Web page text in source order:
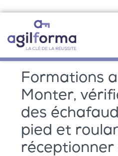
Formations
Monter,
des
pied et